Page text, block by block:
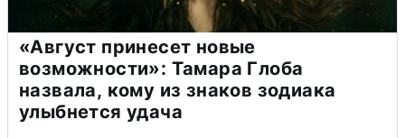
«Август принесет новые
возможности»: Тамара Глоба
назвала, кому из знаков зодиака
улыбнется удача